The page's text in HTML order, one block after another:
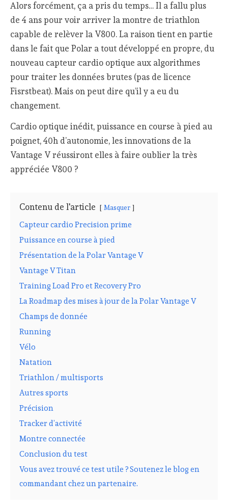
Alors forcément, ça a pris du temps… Il a fallu plus
de 4 ans pour voir arriver la montre de triathlon
capable de relèver la V800. La raison tient en partie
dans le fait que Polar a tout développé en propre, du
nouveau capteur cardio optique aux algorithmes
pour traiter les données brutes (pas de licence
Fisrstbeat). Mais on peut dire qu’il y a eu du
changement.
Cardio optique inédit, puissance en course à pied au
poignet, 40h d’autonomie, les innovations de la
Vantage V réussiront elles à faire oublier la très
appréciée V800 ?
Contenu de l'article Masquer
Capteur cardio Precision prime
Puissance en course à pied
Présentation de la Polar Vantage V
Vantage V Titan
Training Load Pro et Recovery Pro
La Roadmap des mises à jour de la Polar Vantage V
Champs de donnée
Running
Vélo
Natation
Triathlon / multisports
Autres sports
Précision
Tracker d’activité
Montre connectée
Conclusion du test
Vous avez trouvé ce test utile ? Soutenez le blog en
commandant chez un partenaire.